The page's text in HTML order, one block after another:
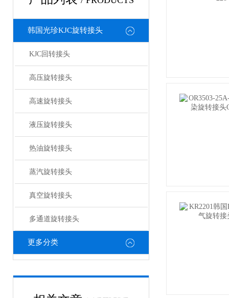
韩国光珍KJC旋转接头
KJC回转接头
高压旋转接头
高速旋转接头
液压旋转接头
热油旋转接头
蒸汽旋转接头
真空旋转接头
多通道旋转接头
更多分类